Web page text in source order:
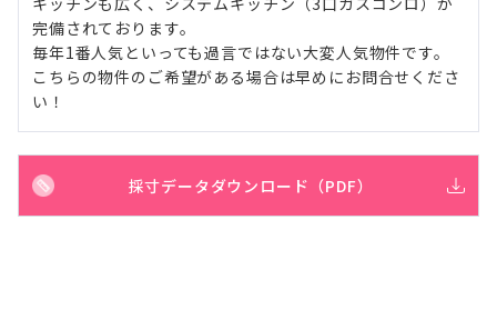
完備されております。
毎年1番人気といっても過言ではない大変人気物件です。
こちらの物件のご希望がある場合は早めにお問合せくださ
い！
採寸データダウンロード（PDF）